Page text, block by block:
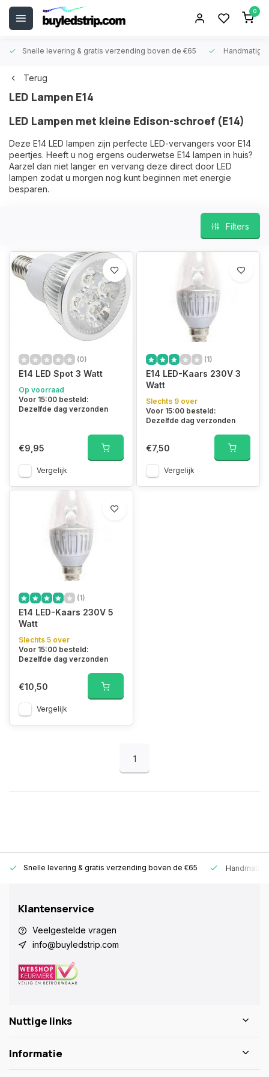
0
Snelle levering & gratis verzending boven de €65
Terug
LED Lampen E14
LED Lampen met kleine Edison-schroef (E14)
Deze E14 LED lampen zijn perfecte LED-vervangers voor E14
peertjes. Heeft u nog ergens ouderwetse E14 lampen in huis?
Aarzel dan niet langer en vervang deze direct door LED
lampen zodat u morgen nog kunt beginnen met energie
besparen.
Filters
(0)
E14 LED Spot 3 Watt
Op voorraad
Voor 15:00 besteld:
Dezelfde dag verzonden
€9,95
Vergelijk
(1)
E14 LED-Kaars 230V 3
Watt
Slechts 9 over
Voor 15:00 besteld:
Dezelfde dag verzonden
€7,50
Vergelijk
(1)
E14 LED-Kaars 230V 5
Watt
Slechts 5 over
Voor 15:00 besteld:
Dezelfde dag verzonden
€10,50
Vergelijk
1
Snelle levering & gratis verzending boven de €65
Klantenservice
Veelgestelde vragen
info@buyledstrip.com
Nuttige links
Informatie